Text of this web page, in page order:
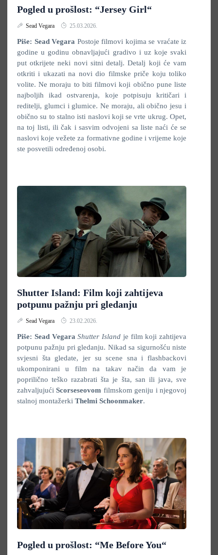
Pogled u prošlost: “Jersey Girl“
Sead Vegara 25.03.2026.
Piše: Sead Vegara Postoje filmovi kojima se vraćate iz
godine u godinu obnavljajući gradivo i uz koje svaki
put otkrijete neki novi sitni detalj. Detalj koji će vam
otkriti i ukazati na novi dio filmske priče koju toliko
volite. Ne moraju to biti filmovi koji obično pune liste
najboljih ikad ostvarenja, koje potpisuju kritičari i
reditelji, glumci i glumice. Ne moraju, ali obično jesu i
obično su to stalno isti naslovi koji se vrte ukrug. Opet,
na toj listi, ili čak i sasvim odvojeni sa liste naći će se
naslovi koje vežete za formativne godine i vrijeme koje
ste posvetili određenoj osobi.
Shutter Island: Film koji zahtijeva
potpunu pažnju pri gledanju
Sead Vegara 23.02.2026.
Piše: Sead VegaraShutter Island je film koji zahtijeva
potpunu pažnju pri gledanju. Nikad sa sigurnošću niste
svjesni šta gledate, jer su scene sna i flashbackovi
ukomponirani u film na takav način da vam je
poprilično teško razabrati šta je šta, san ili java, sve
zahvaljujućiScorseseovom filmskom geniju i njegovoj
stalnoj montažerki Thelmi Schoonmaker.
Pogled u prošlost: “Me Before You“